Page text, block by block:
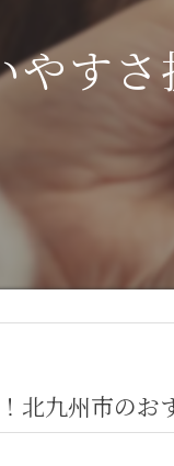
やす
北九州市のお